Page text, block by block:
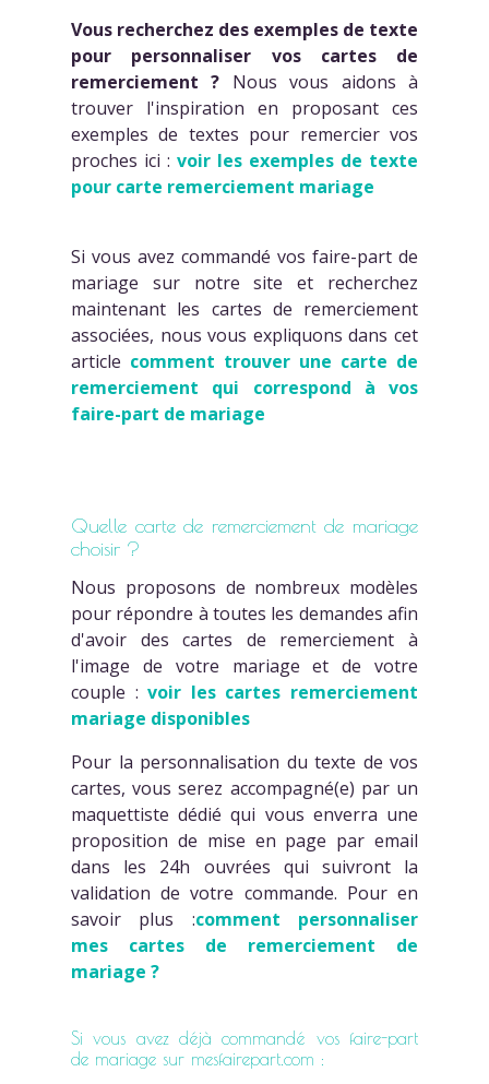
Vous recherchez des exemples de texte
pour personnaliser vos cartes de
remerciement ? Nous vous aidons à
trouver l'inspiration en proposant ces
exemples de textes pour remercier vos
proches ici : voir les exemples de texte
pour carte remerciement mariage
Si vous avez commandé vos faire-part de
mariage sur notre site et recherchez
maintenant les cartes de remerciement
associées, nous vous expliquons dans cet
article comment trouver une carte de
remerciement qui correspond à vos
faire-part de mariage
Quelle carte de remerciement de mariage
choisir ?
Nous proposons de nombreux modèles
pour répondre à toutes les demandes afin
d'avoir des cartes de remerciement à
l'image de votre mariage et de votre
couple :voir les cartes remerciement
mariage disponibles
Pour la personnalisation du texte de vos
cartes, vous serez accompagné(e) par un
maquettiste dédié qui vous enverra une
proposition de mise en page par email
dans les 24h ouvrées qui suivront la
validation de votre commande. Pour en
savoir plus :comment personnaliser
mes cartes de remerciement de
mariage ?
Si vous avez déjà commandé vos faire-part
de mariage sur mesfairepart.com :